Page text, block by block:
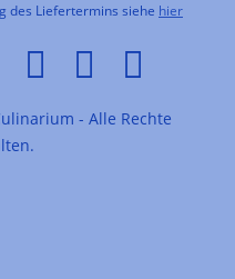
des Liefertermins siehe hier
- Alle Rechte